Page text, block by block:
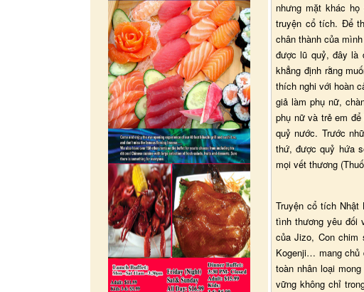
nhưng mặt khác
truyện cổ tích. Để
chân thành của
được lũ quỷ, đây là
khẳng định rằng
thích nghi với hoàn
giả làm phụ nữ,
phụ nữ và trẻ em
quỷ nước. Trước
thứ, được quỷ hứa
mọi vết thương
Truyện cổ tích Nhật
tình thương yêu đối
của Jizo, Con chim
Kogenji… mang chủ
toàn nhân loại
vững không chỉ